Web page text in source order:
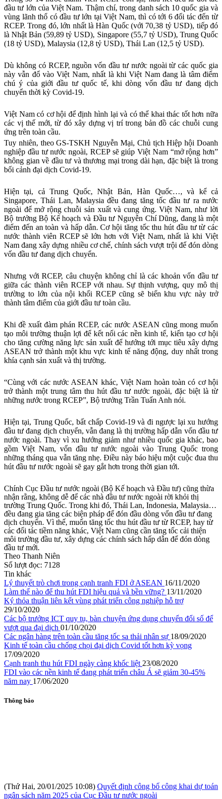
đầu tư lớn của Việt Nam. Thậm chí, trong danh sách 10 quốc gia và
vùng lãnh thổ có đầu tư lớn tại Việt Nam, thì có tới 6 đối tác đến từ
RCEP. Trong đó, lớn nhất là Hàn Quốc (với 70,38 tỷ USD), tiếp đó
là Nhật Bản (59,89 tỷ USD), Singapore (55,7 tỷ USD), Trung Quốc
(18 tỷ USD), Malaysia (12,8 tỷ USD), Thái Lan (12,5 tỷ USD).
Dù không có RCEP, nguồn vốn đầu tư nước ngoài từ các quốc gia
này vẫn đổ vào Việt Nam, nhất là khi Việt Nam đang là tâm điểm
chú ý của giới đầu tư quốc tế, khi dòng vốn đầu tư đang dịch
chuyển thời kỳ Covid-19.
Việt Nam có cơ hội để định hình lại và có thể khai thác tốt hơn nữa
các vị thế mới, từ đó xây dựng vị trí trong bản đồ các chuỗi cung
ứng trên toàn cầu.
Tuy nhiên, theo GS-TSKH Nguyễn Mại, Chủ tịch Hiệp hội Doanh
nghiệp đầu tư nước ngoài, RCEP sẽ giúp Việt Nam “mở rộng hơn”
không gian về đầu tư và thương mại trong dài hạn, đặc biệt là trong
bối cảnh đại dịch Covid-19.
Hiện tại, cả Trung Quốc, Nhật Bản, Hàn Quốc…, và kể cả
Singapore, Thái Lan, Malaysia đều đang tăng tốc đầu tư ra nước
ngoài để mở rộng chuỗi sản xuất và cung ứng. Việt Nam, như lời
Bộ trưởng Bộ Kế hoạch và Đầu tư Nguyễn Chí Dũng, đang là một
điểm đến an toàn và hấp dẫn. Cơ hội tăng tốc thu hút đầu tư từ các
nước thành viên RCEP sẽ lớn hơn với Việt Nam, nhất là khi Việt
Nam đang xây dựng nhiều cơ chế, chính sách vượt trội để đón dòng
vốn đầu tư đang dịch chuyển.
Nhưng với RCEP, câu chuyện không chỉ là các khoản vốn đầu tư
giữa các thành viên RCEP với nhau. Sự thịnh vượng, quy mô thị
trường to lớn của nội khối RCEP cũng sẽ biến khu vực này trở
thành tâm điểm của giới đầu tư toàn cầu.
Khi đề xuất đàm phán RCEP, các nước ASEAN cũng mong muốn
tạo môi trường thuận lợi để kết nối các nền kinh tế, kiến tạo cơ hội
cho tăng cường năng lực sản xuất để hướng tới mục tiêu xây dựng
ASEAN trở thành một khu vực kinh tế năng động, duy nhất trong
khía cạnh sản xuất và thị trường.
“Cùng với các nước ASEAN khác, Việt Nam hoàn toàn có cơ hội
trở thành một trung tâm thu hút đầu tư nước ngoài, đặc biệt là từ
những nước trong RCEP”, Bộ trưởng Trần Tuấn Anh nói.
Hiện tại, Trung Quốc, bất chấp Covid-19 và đi ngược lại xu hướng
đầu tư đang dịch chuyển, vẫn đang là thị trường hấp dẫn vốn đầu tư
nước ngoài. Thay vì xu hướng giảm như nhiều quốc gia khác, bao
gồm Việt Nam, vốn đầu tư nước ngoài vào Trung Quốc trong
những tháng qua vẫn tăng nhẹ. Điều này báo hiệu một cuộc đua thu
hút đầu tư nước ngoài sẽ gay gắt hơn trong thời gian tới.
Chính Cục Đầu tư nước ngoài (Bộ Kế hoạch và Đầu tư) cũng thừa
nhận rằng, không dễ để các nhà đầu tư nước ngoài rời khỏi thị
trường Trung Quốc. Trong khi đó, Thái Lan, Indonesia, Malaysia…
đều đang gia tăng các biện pháp để đón đầu dòng vốn đầu tư đang
dịch chuyển. Vì thế, muốn tăng tốc thu hút đầu tư từ RCEP, hay từ
các đối tác tiềm năng khác, Việt Nam cũng cần tăng tốc cải thiện
môi trường đầu tư, xây dựng các chính sách hấp dẫn để đón dòng
đầu tư mới.
Theo Thanh Niên
Số lượt đọc: 7128
Tin khác
Lý thuyết trò chơi trong cạnh tranh FDI ở ASEAN 16/11/2020
Làm thế nào để thu hút FDI hiệu quả và bền vững? 13/11/2020
Ký thỏa thuận liên kết vùng phát triển công nghiệp hỗ trợ
29/10/2020
Các bộ trưởng ICT quy tụ, bàn chuyện ứng dụng chuyển đổi số để
vượt qua đại dịch 01/10/2020
Các ngân hàng trên toàn cầu tăng tốc sa thải nhân sự 18/09/2020
Kinh tế toàn cầu chống chọi đại dịch Covid tốt hơn kỳ vọng
17/09/2020
Cạnh tranh thu hút FDI ngày càng khốc liệt 23/08/2020
FDI vào các nền kinh tế đang phát triển châu Á sẽ giảm 30-45%
năm nay 17/06/2020
Thông báo
ngân sách năm 2025 của Cục Đầu tư nước ngoài